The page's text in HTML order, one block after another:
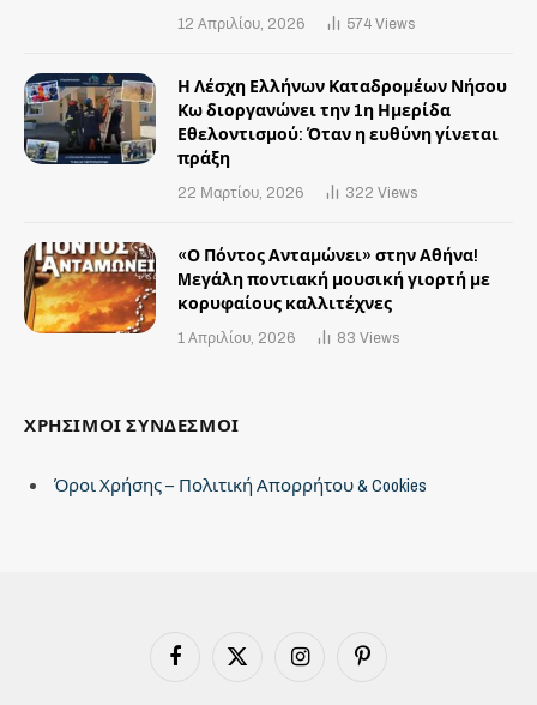
12 Απριλίου, 2026 574 Views
Η Λέσχη Ελλήνων Καταδρομέων Νήσου
Κω διοργανώνει την 1η Ημερίδα
Εθελοντισμού: Όταν η ευθύνη γίνεται
πράξη
22 Μαρτίου, 2026 322 Views
«Ο Πόντος Ανταμώνει» στην Αθήνα!
Mεγάλη ποντιακή μουσική γιορτή με
κορυφαίους καλλιτέχνες
1 Απριλίου, 2026 83 Views
ΧΡΗΣΙΜΟΙ ΣΥΝΔΕΣΜΟΙ
Όροι Χρήσης – Πολιτική Απορρήτου & Cookies
Facebook X
Instagram Pinterest